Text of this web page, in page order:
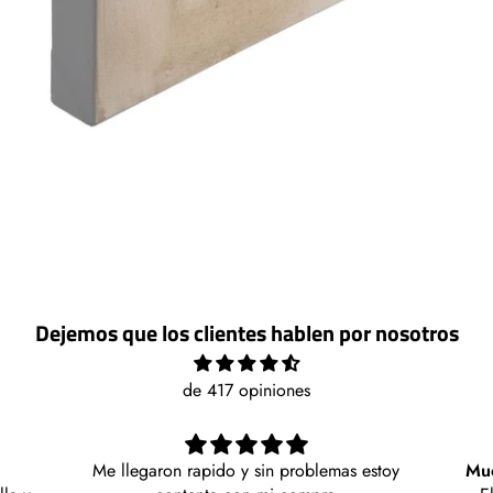
Dejemos que los clientes hablen por nosotros
de 417 opiniones
Muebles con encanto a buen precio!